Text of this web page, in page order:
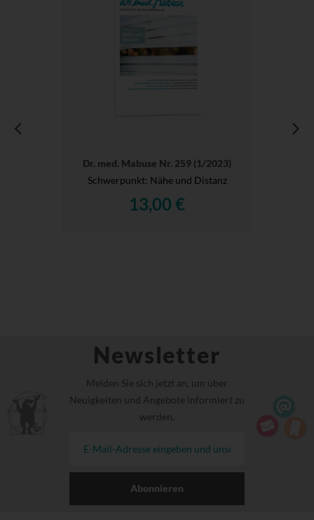
Dr. med. Mabuse Nr. 259 (1/2023)
Schwerpunkt: Nähe und Distanz
13,00 €
Newsletter
Melden Sie sich jetzt an, um über
Neuigkeiten und Angebote informiert zu
werden.
Abonnieren